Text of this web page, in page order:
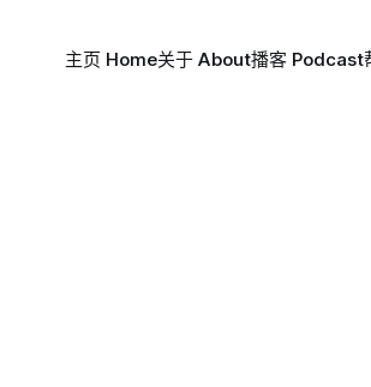
主页 Home关于 About播客 Podcast